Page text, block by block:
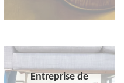
Entreprise de